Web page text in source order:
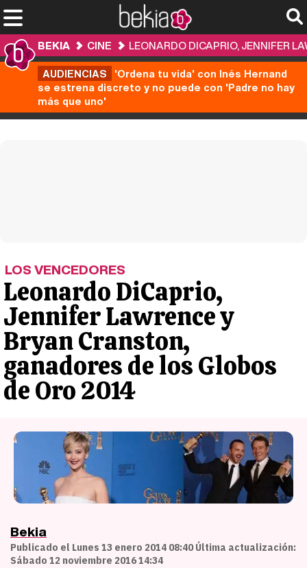
BEKIA CINE
LEONARDO DICAPRIO, JENNIFER
AUDIENCIAS 'Ordena tu vida' con Inés Hernand
se estrena discreto y no puede con 'Padre no hay
más que uno'
LOS VENCEDORES
Leonardo DiCaprio,
Jennifer Lawrence y
Bryan Cranston,
ganadores de los Globos
de Oro 2014
Bekia
Publicado el Lunes 13 enero 2014 08:40 Última actualización:
Sábado 12 noviembre 2016 14:34